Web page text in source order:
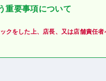
重要事項について
クをした上、店長、又は店舗責任者